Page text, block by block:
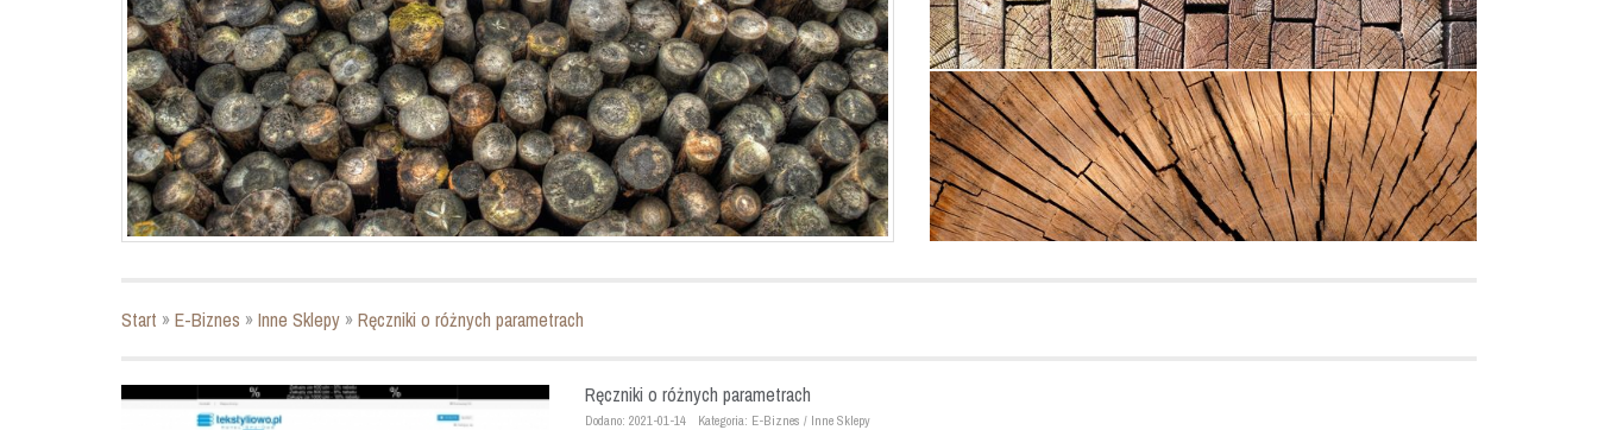
Start »E-Biznes »Inne Sklepy »Ręczniki o różnych parametrach
Ręczniki o różnych parametrach
Dodano: 2021-01-14 Kategoria: E-Biznes / Inne Sklepy